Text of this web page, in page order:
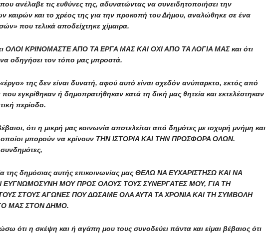
ανέλαβε τις ευθύνες της, αδυνατώντας να συνειδητοποιήσει την
καιρών και το χρέος της για την προκοπή του Δήμου, αναλώθηκε σε ένα
που τελικά αποδείχτηκε χίμαιρα.
ΟΛΟΙ ΚΡΙΝΟΜΑΣΤΕ ΑΠΟ ΤΑ ΕΡΓΑ ΜΑΣ ΚΑΙ ΟΧΙ ΑΠΟ ΤΑ ΛΟΓΙΑ ΜΑΣ και ότι
να οδηγήσει τον τόπο μας μπροστά.
«έργο» της δεν είναι δυνατή, αφού αυτό είναι σχεδόν ανύπαρκτο, εκτός από
εγκρίθηκαν ή δημοπρατήθηκαν κατά τη δική μας θητεία και εκτελέστηκαν
περίοδο.
ότι η μικρή μας κοινωνία αποτελείται από δημότες με ισχυρή μνήμη και
οποίοι μπορούν να κρίνουν ΤΗΝ ΙΣΤΟΡΙΑ ΚΑΙ ΤΗΝ ΠΡΟΣΦΟΡΑ ΟΛΩΝ.
της δημόσιας αυτής επικοινωνίας μας ΘΕΛΩ ΝΑ ΕΥΧΑΡΙΣΤΗΣΩ ΚΑΙ ΝΑ
ΜΟΥ ΠΡΟΣ ΟΛΟΥΣ ΤΟΥΣ ΣΥΝΕΡΓΑΤΕΣ ΜΟΥ, ΓΙΑ ΤΗ
ΣΤΟΥΣ ΑΓΩΝΕΣ ΠΟΥ ΔΩΣΑΜΕ ΟΛΑ ΑΥΤΑ ΤΑ ΧΡΟΝΙΑ ΚΑΙ ΤΗ ΣΥΜΒΟΛΗ
ΜΑΣ ΣΤΟΝ ΔΗΜΟ.
ότι η σκέψη και ή αγάπη μου τους συνοδεύει πάντα και είμαι βέβαιος ότι